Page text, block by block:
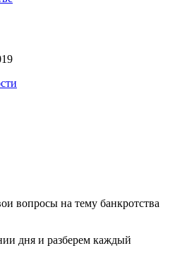
вопросы на тему банкротства
дня и разберем каждый